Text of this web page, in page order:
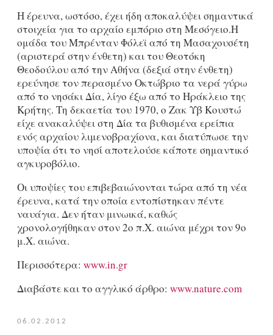
Η έρευνα, ωστόσο, έχει ήδη αποκαλύψει σημαντικά
στοιχεία για το αρχαίο εμπόριο στη Μεσόγειο.Η
ομάδα του Μπρένταν Φόλεϊ από τη Μασαχουσέτη
(αριστερά στην ένθετη) και του Θεοτόκη
Θεοδούλου από την Αθήνα (δεξιά στην ένθετη)
ερεύνησε τον περασμένο Οκτώβριο τα νερά γύρω
από το νησάκι Δία, λίγο έξω από το Ηράκλειο της
Κρήτης. Τη δεκαετία του 1970, ο Ζακ Υβ Κουστώ
είχε ανακαλύψει στη Δία τα βυθισμένα ερείπια
ενός αρχαίου λιμενοβραχίονα, και διατύπωσε την
υποψία ότι το νησί αποτελούσε κάποτε σημαντικό
αγκυροβόλιο.
Οι υποψίες του επιβεβαιώνονται τώρα από τη νέα
έρευνα, κατά την οποία εντοπίστηκαν πέντε
ναυάγια. Δεν ήταν μινωικά, καθώς
χρονολογήθηκαν στον 2ο π.Χ. αιώνα μέχρι τον 9ο
μ.Χ. αιώνα.
Περισσότερα: www.in.gr
Διαβάστε και το αγγλικό άρθρο: www.nature.com
06.02.2012